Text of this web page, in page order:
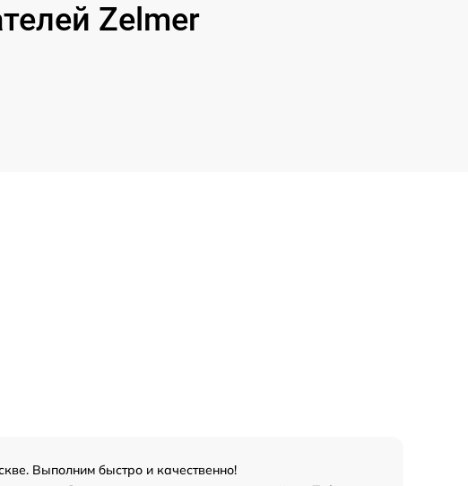
Zelmer
Выполним быстро и качественно!